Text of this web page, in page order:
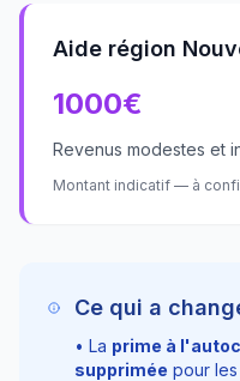
Aide région
1000€
Revenus modestes et
Montant indicatif — à
Ce qui a
• La prime à
supprimée pour